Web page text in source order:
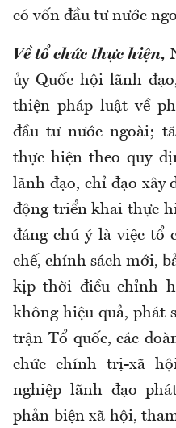
có vốn đầu tư nước
Về tổ chức thực hiện,
ủy Quốc hội lãnh
thiện pháp luật về
đầu tư nước ngoài;
thực hiện theo quy
lãnh đạo, chỉ đạo xây
động triển khai thực
đáng chú ý là việc tổ
chế, chính sách mới,
kịp thời điều chỉnh
không hiệu quả, phát
trận Tổ quốc, các
chức chính trị-xã
nghiệp lãnh đạo
phản biện xã hội,